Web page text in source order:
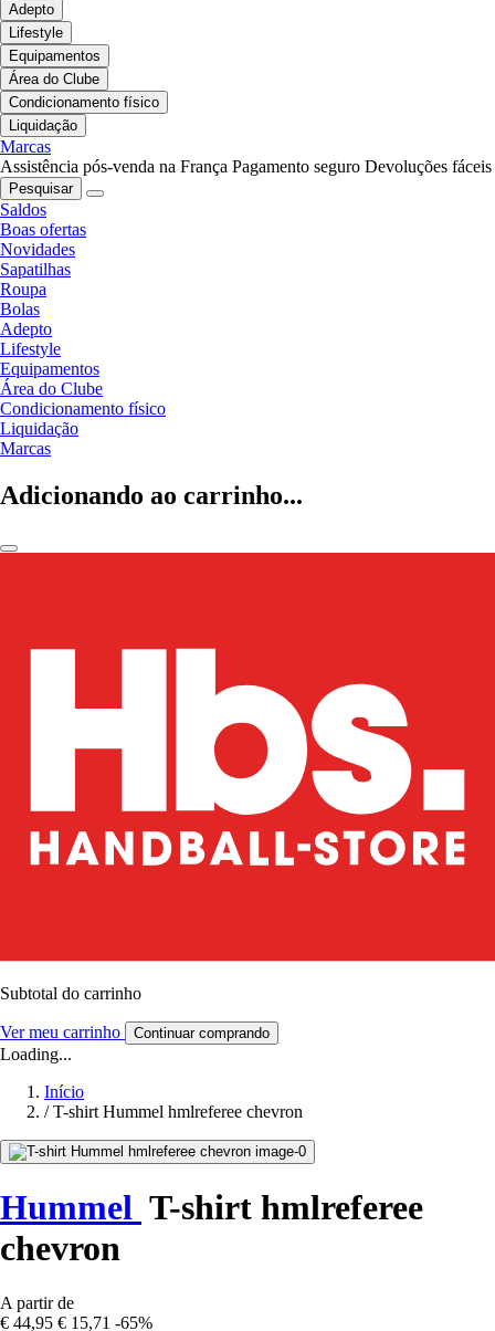
Adepto
Lifestyle
Equipamentos
Área do Clube
Condicionamento físico
Liquidação
Marcas
Assistência pós-venda na França Pagamento seguro Devoluções fáceis
Pesquisar
Saldos
Boas ofertas
Novidades
Sapatilhas
Roupa
Bolas
Adepto
Lifestyle
Equipamentos
Área do Clube
Condicionamento físico
Liquidação
Marcas
Adicionando ao carrinho...
Subtotal do carrinho
Ver meu carrinho Continuar comprando
Loading...
Início
/ T-shirt Hummel hmlreferee chevron
Hummel T-shirt hmlreferee
chevron
A partir de
€ 44,95 € 15,71 -65%